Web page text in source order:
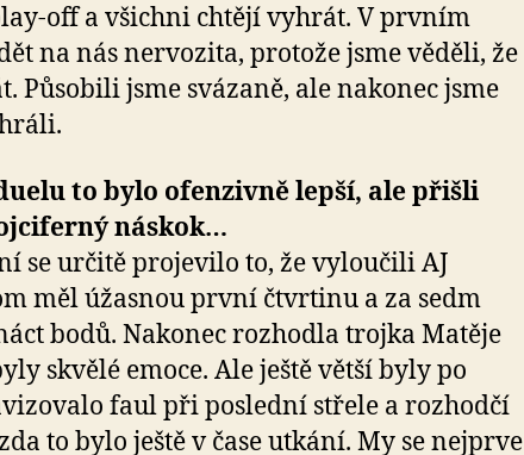
off a všichni chtějí vyhrát. V prvním
na nás nervozita, protože jsme věděli, že
Působili jsme svázaně, ale nakonec jsme
to bylo ofenzivně lepší, ale přišli
náskok…
se určitě projevilo to, že vyloučili AJ
měl úžasnou první čtvrtinu a za sedm
bodů. Nakonec rozhodla trojka Matěje
skvělé emoce. Ale ještě větší byly po
faul při poslední střele a rozhodčí
to bylo ještě v čase utkání. My se nejprve